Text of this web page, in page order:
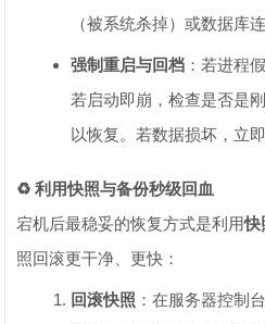
（被系统杀掉）或数据库
强制重启与回档 ：若进程
若启动即崩，检查是否是
以恢复。若数据损坏，立
♻️ 利用快照与备份秒级回血
宕机后最稳妥的恢复方式是利用快
照回滚更干净、更快：
回滚快照 ：在服务器控制